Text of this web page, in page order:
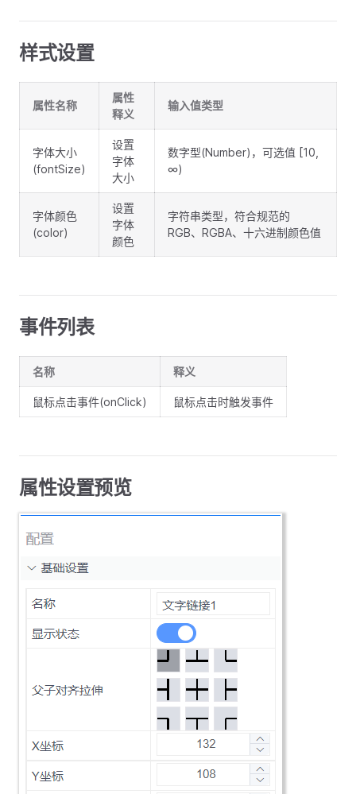
样式设置
属性名称
属性
释义
输入值类型
字体大小
(fontSize)
设置
字体
大小
数字型(Number)，可选值 [10,
∞)
字体颜色
(color)
设置
字体
颜色
字符串类型，符合规范的
RGB、RGBA、十六进制颜色值
事件列表
名称 释义
鼠标点击事件(onClick) 鼠标点击时触发事件
属性设置预览